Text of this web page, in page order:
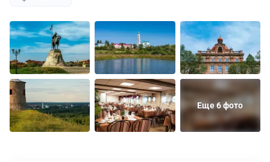
Еще 6 фото